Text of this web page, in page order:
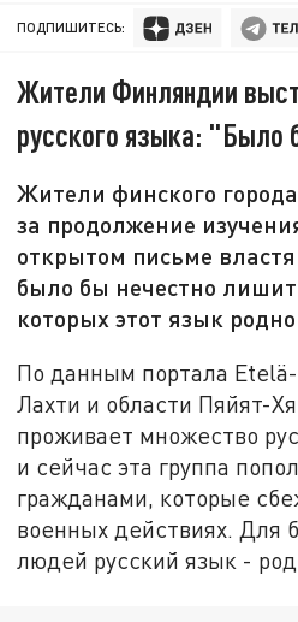
ПОДПИШИТЕСЬ:
Жители Финляндии
русского языка: "Было
Жители финского
за продолжение
открытом письме
было бы нечестно
которых этот язык
По данным портала
Лахти и области Пяйят-
проживает множество
и сейчас эта группа
гражданами, которые
военных действиях. Для
людей русский язык -